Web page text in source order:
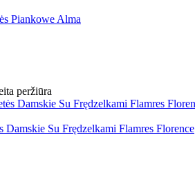
Piankowe Alma
peržiūra
Damskie Su Frędzelkami Flamres Florence